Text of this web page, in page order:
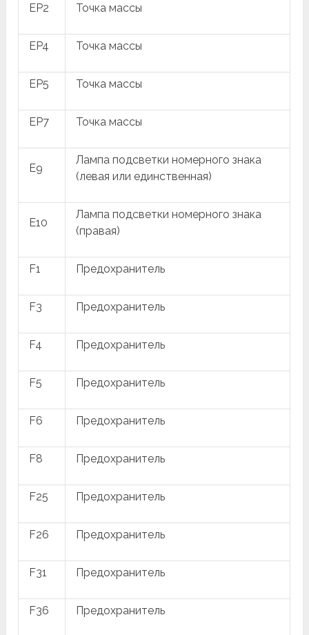
EP2 Точка массы
EP4 Точка массы
EP5 Точка массы
EP7 Точка массы
E9
Лампа подсветки номерного знака
(левая или единственная)
E10
Лампа подсветки номерного знака
(правая)
F1 Предохранитель
F3 Предохранитель
F4 Предохранитель
F5 Предохранитель
F6 Предохранитель
F8 Предохранитель
F25 Предохранитель
F26 Предохранитель
F31 Предохранитель
F36 Предохранитель